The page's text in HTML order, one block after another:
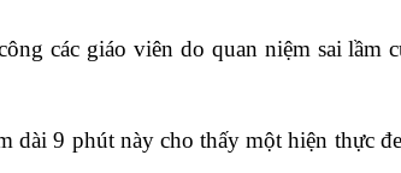
các giáo viên do quan niệm sai lầm
dài 9 phút này cho thấy một hiện thực